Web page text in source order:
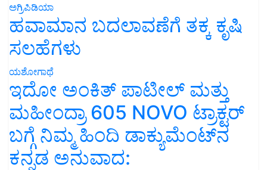
ಅಗ್ರಿಪಿಡಿಯಾ
ಹವಾಮಾನ ಬದಲಾವಣೆಗೆ ತಕ್ಕ ಕೃಷಿ
ಸಲಹೆಗಳು
ಯಶೋಗಾಥೆ
ಇದೋ ಅಂಕಿತ್ ಪಾಟೀಲ್ ಮತ್ತು
ಮಹೀಂದ್ರಾ 605 NOVO ಟ್ರಾಕ್ಟರ್
ಬಗ್ಗೆ ನಿಮ್ಮ ಹಿಂದಿ ಡಾಕ್ಯುಮೆಂಟ್‌ನ
ಕನ್ನಡ ಅನುವಾದ: